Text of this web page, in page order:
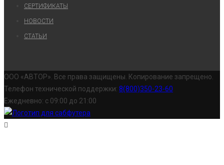
СЕРТИФИКАТЫ
НОВОСТИ
СТАТЬИ
ООО «АВТОР». Все права защищены. Копирование запрещено.
Телефон технической поддержки: 8(800)350-23-60
Ежедневно: с 09:00 до 21:00